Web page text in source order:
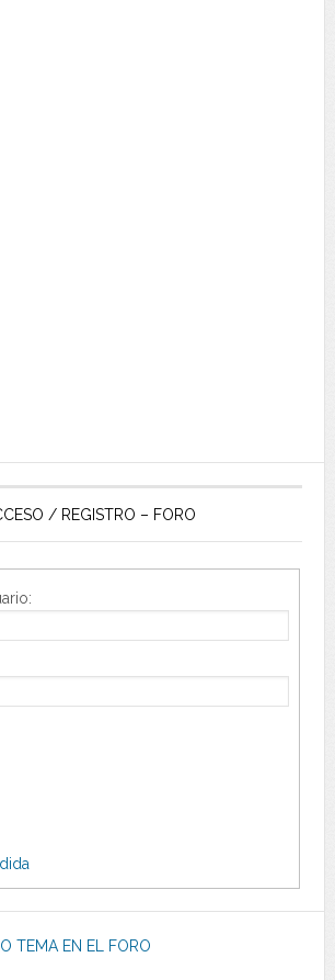
/ REGISTRO – FORO
TEMA EN EL FORO